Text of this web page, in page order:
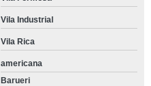
Vila Industrial
Vila Rica
americana
Barueri